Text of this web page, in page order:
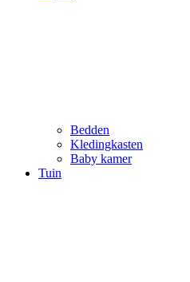
Bedden
Kledingkasten
Baby kamer
Tuin